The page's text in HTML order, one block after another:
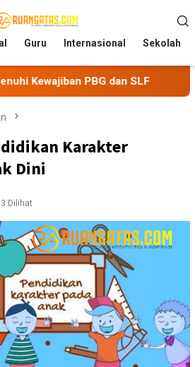
Guru Internasional Sekolah
dan SLF BEM Nusantara
Karakter
Dini
Dilihat